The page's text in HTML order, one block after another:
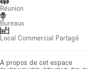
Réunion
Bureaux
Local Commercial Partagé
A propos de cet espace